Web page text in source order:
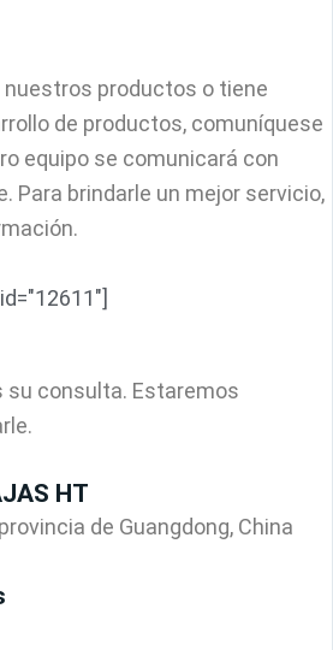
productos o tiene
de productos, comuníquese
equipo se comunicará con
Para brindarle un mejor servicio,
su consulta. Estaremos
HT
de Guangdong, China